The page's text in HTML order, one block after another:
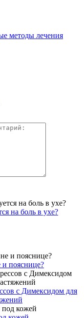
методы лечения
на боль в ухе?
и пояснице?
с Димексидом для